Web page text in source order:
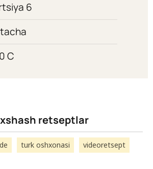
6
C
retseptlar
turk oshxonasi videoretsept